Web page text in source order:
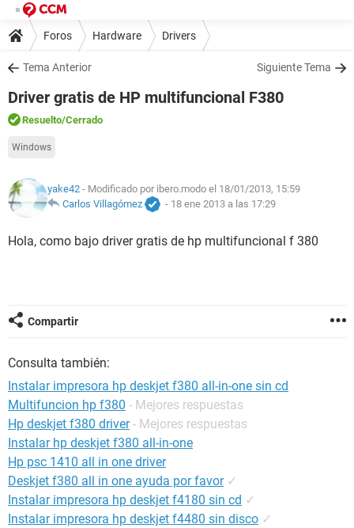
Foros Hardware Drivers
Tema Anterior Siguiente Tema
Driver gratis de HP multifuncional F380
Resuelto/Cerrado
Windows
yake42 - Modificado por ibero.modo el 18/01/2013, 15:59
Carlos Villagómez
- 18 ene 2013 a las 17:29
Hola, como bajo driver gratis de hp multifuncional f 380
Compartir
Consulta también:
Instalar impresora hp deskjet f380 all-in-one sin cd
Multifuncion hp f380 - Mejores respuestas
Hp deskjet f380 driver - Mejores respuestas
Instalar hp deskjet f380 all-in-one
Hp psc 1410 all in one driver
Deskjet f380 all in one ayuda por favor ✓
Instalar impresora hp deskjet f4180 sin cd ✓
Instalar impresora hp deskjet f4480 sin disco ✓